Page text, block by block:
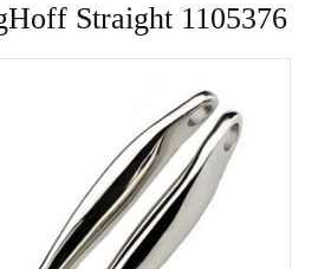
Straight 1105376